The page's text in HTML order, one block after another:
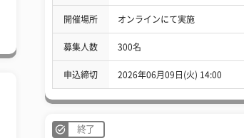
開催場所 オンラインにて実施
募集人数 300名
申込締切 2026年06月09日(火) 14:00
終了